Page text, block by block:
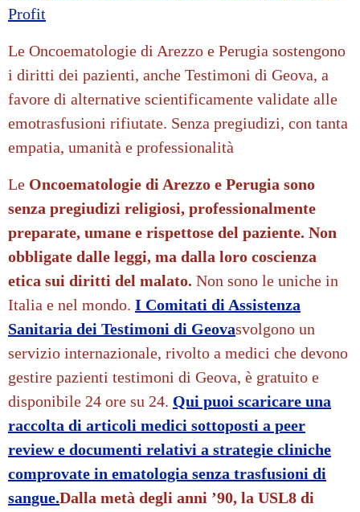
Profit
Le Oncoematologie di Arezzo e Perugia sostengono
i diritti dei pazienti, anche Testimoni di Geova, a
favore di alternative scientificamente validate alle
emotrasfusioni rifiutate. Senza pregiudizi, con tanta
empatia, umanità e professionalità
Le Oncoematologie di Arezzo e Perugia sono
senza pregiudizi religiosi, professionalmente
preparate, umane e rispettose del paziente. Non
obbligate dalle leggi, ma dalla loro coscienza
etica sui diritti del malato. Non sono le uniche in
Italia e nel mondo. I Comitati di Assistenza
Sanitaria dei Testimoni di Geovasvolgono un
servizio internazionale, rivolto a medici che devono
gestire pazienti testimoni di Geova, è gratuito e
disponibile 24 ore su 24. Qui puoi scaricare una
raccolta di articoli medici sottoposti a peer
review e documenti relativi a strategie cliniche
comprovate in ematologia senza trasfusioni di
sangue.Dalla metà degli anni ’90, la USL8 di